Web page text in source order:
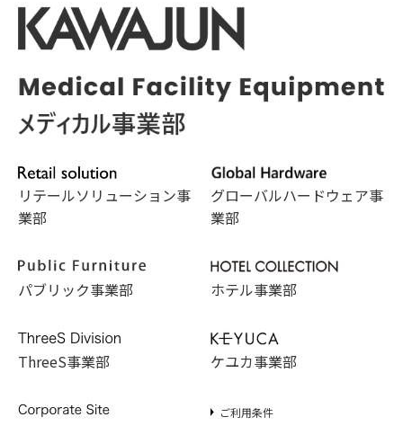
リテールソリューション事
業部
グローバルハードウェア事
業部
パブリック事業部 ホテル事業部
ThreeS事業部 ケユカ事業部
ご利用条件